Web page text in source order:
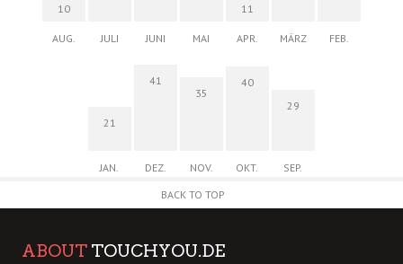
10
AUG. JULI JUNI MAI
11
APR. MÄRZ FEB.
21
JAN.
41
DEZ.
35
NOV.
40
OKT.
29
SEP.
BACK TO TOP
ABOUT TOUCHYOU.DE